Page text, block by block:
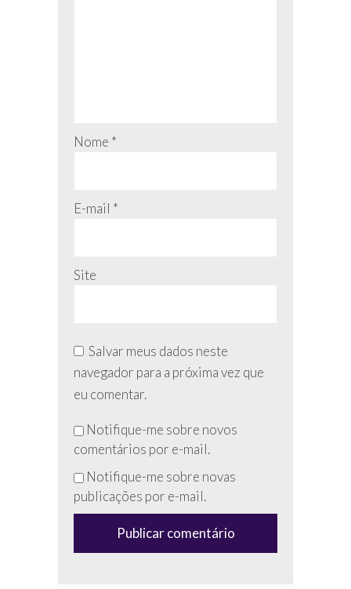
Nome *
E-mail *
Site
Salvar meus dados neste
navegador para a próxima vez que
eu comentar.
Não
preencha
esse
campo
(anti-
Notifique-me sobre novos
comentários por e-mail.
Notifique-me sobre novas
publicações por e-mail.